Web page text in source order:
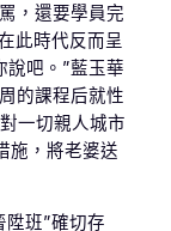
，還要學員完
此時代反而呈
說吧。”藍玉華
的課程后就性
一切親人城市
施，將老婆送
班”確切存